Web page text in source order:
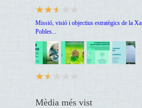
Missió, visió i objectius estratègics de la
Pobles...
Mèdia més vist